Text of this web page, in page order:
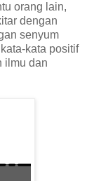
orang lain,
dengan
senyum
kata positif
ilmu dan